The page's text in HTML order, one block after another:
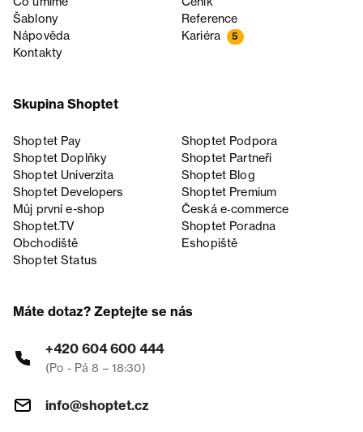
Šablony
Reference
Nápověda
Kariéra 5
Kontakty
Skupina Shoptet
Shoptet Pay
Shoptet Podpora
Shoptet Doplňky
Shoptet Partneři
Shoptet Univerzita
Shoptet Blog
Shoptet Developers
Shoptet Premium
Můj první e-shop
Česká e‑commerce
Shoptet.TV
Shoptet Poradna
Obchodiště
Eshopiště
Shoptet Status
Máte dotaz? Zeptejte se nás
+420 604 600 444
(Po - Pá 8 – 18:30)
info@shoptet.cz